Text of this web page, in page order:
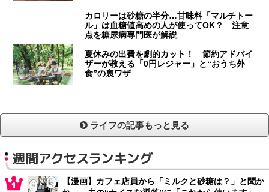
カロリーは砂糖の半分…甘味料「マルチトー
ル」は血糖値高めの人が使ってOK？ 注意
点を糖尿病専門医が解説
夏休みの出費を劇的カット！ 節約アドバイ
ザーが教える「0円レジャー」と“おうち外
食”の裏ワザ
ライフの記事もっと見る
週間アクセスランキング
【漫画】カフェ店員から「ミルクと砂糖は？」と聞か